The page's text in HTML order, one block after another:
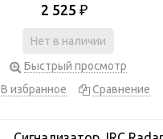
2 525 ₽
Нет в наличии
Быстрый просмотр
В избранное
Сравнение